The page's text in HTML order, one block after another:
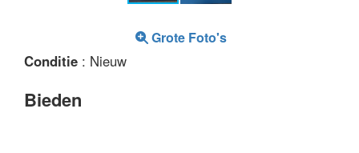
Grote Foto's
Conditie : Nieuw
Bieden